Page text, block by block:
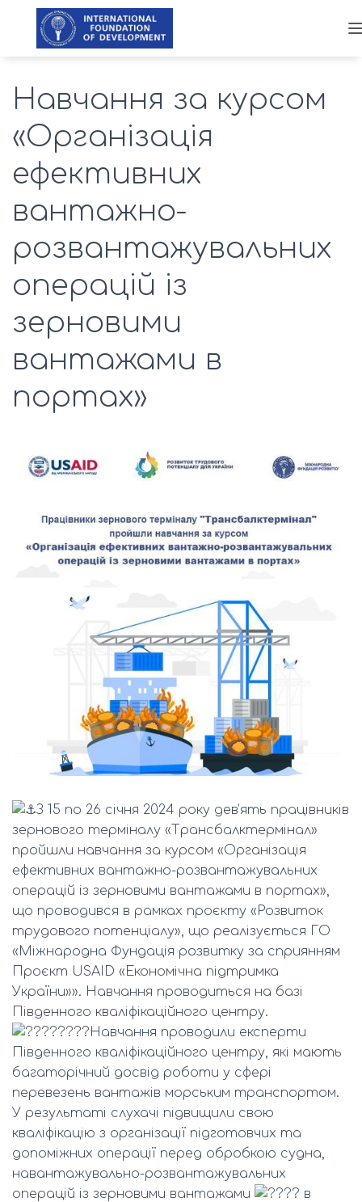
Навчання за курсом
«Організація
ефективних
вантажно-
розвантажувальних
операцій із
зерновими
вантажами в
портах»
З 15 по 26 січня 2024 року дев’ять працівників
зернового терміналу «Трансбалктермінал»
пройшли навчання за курсом «Організація
ефективних вантажно-розвантажувальних
операцій із зерновими вантажами в портах»,
що проводився в рамках проєкту «Розвиток
трудового потенціалу», що реалізується ГО
«Міжнародна Фундація розвитку за сприянням
Проєкт USAID «Економічна підтримка
України»». Навчання проводиться на базі
Південного кваліфікаційного центру.
Навчання проводили експерти
Південного кваліфікаційного центру, які мають
багаторічний досвід роботи у сфері
перевезень вантажів морським транспортом.
У результаті слухачі підвищили свою
кваліфікацію з організації підготовчих та
допоміжних операції перед обробкою судна,
навантажувально-розвантажувальних
операцій із зерновими вантажами
в